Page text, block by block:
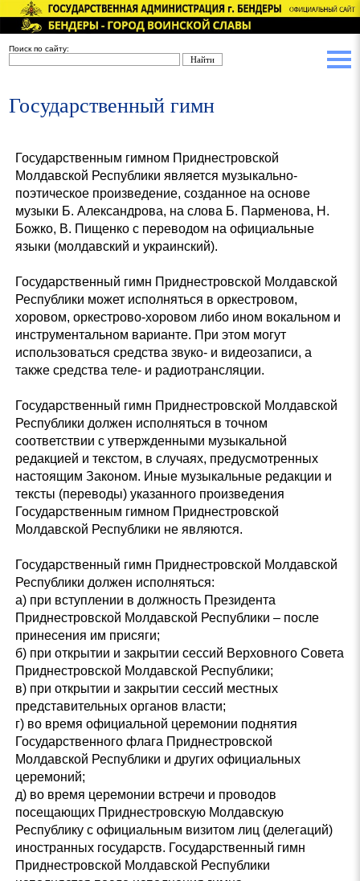
Поиск по сайту:
Государственный гимн
Государственным гимном Приднестровской
Молдавской Республики является музыкально-
поэтическое произведение, созданное на основе
музыки Б. Александрова, на слова Б. Парменова, Н.
Божко, В. Пищенко с переводом на официальные
языки (молдавский и украинский).
Государственный гимн Приднестровской Молдавской
Республики может исполняться в оркестровом,
хоровом, оркестрово-хоровом либо ином вокальном и
инструментальном варианте. При этом могут
использоваться средства звуко- и видеозаписи, а
также средства теле- и радиотрансляции.
Государственный гимн Приднестровской Молдавской
Республики должен исполняться в точном
соответствии с утвержденными музыкальной
редакцией и текстом, в случаях, предусмотренных
настоящим Законом. Иные музыкальные редакции и
тексты (переводы) указанного произведения
Государственным гимном Приднестровской
Молдавской Республики не являются.
Государственный гимн Приднестровской Молдавской
Республики должен исполняться:
а) при вступлении в должность Президента
Приднестровской Молдавской Республики – после
принесения им присяги;
б) при открытии и закрытии сессий Верховного Совета
Приднестровской Молдавской Республики;
в) при открытии и закрытии сессий местных
представительных органов власти;
г) во время официальной церемонии поднятия
Государственного флага Приднестровской
Молдавской Республики и других официальных
церемоний;
д) во время церемонии встречи и проводов
посещающих Приднестровскую Молдавскую
Республику с официальным визитом лиц (делегаций)
иностранных государств. Государственный гимн
Приднестровской Молдавской Республики